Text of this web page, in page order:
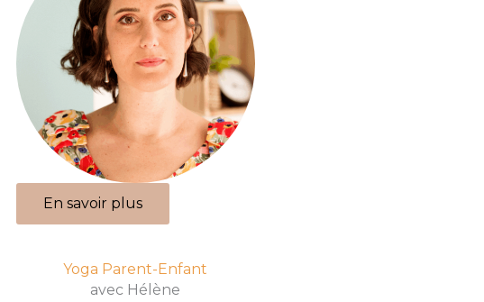
En savoir plus
Yoga Parent-Enfant
avec Hélène